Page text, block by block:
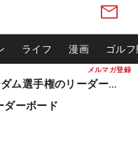
メルマガ登録
ライフ 漫画 ゴル
松山英樹ら出場 ウィンダム選手権のリーダーボード
ーボード